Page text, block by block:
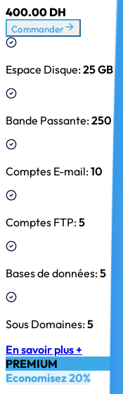
400.00 DH
Commander
Espace Disque:25 GB
Bande Passante:250 GB
Comptes E-mail:10
Comptes FTP:5
Bases de données:5
Sous Domaines:5
En savoir plus +
PREMIUM
Economisez 20%